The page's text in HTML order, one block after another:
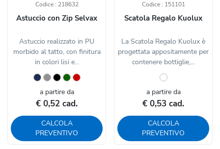
Codice : 218632
Astuccio con Zip Selvax
Astuccio realizzato in PU
morbido al tatto, con finitura
in colori lisi e...
a partire da
€ 0,52 cad.
CALCOLA
PREVENTIVO
Codice : 151101
Scatola Regalo Kuolux
La Scatola Regalo Kuolux è
progettata appositamente per
contenere bottiglie,...
a partire da
€ 0,53 cad.
CALCOLA
PREVENTIVO